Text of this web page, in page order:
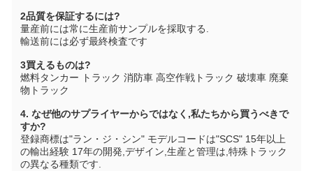
2品質を保証するには?
量産前には常に生産前サンプルを採取する.
輸送前には必ず最終検査です
3買えるものは?
燃料タンカー トラック 消防車 高空作戦トラック 破壊車 廃棄
物トラック
4. なぜ他のサプライヤーからではなく,私たちから買うべきで
すか?
登録商標は"ラン・ジ・シン" モデルコードは"SCS" 15年以上
の輸出経験 17年の開発,デザイン,生産と管理は,特殊トラック
の異なる種類です.